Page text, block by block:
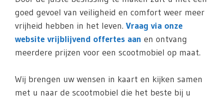
goed gevoel van veiligheid en comfort weer meer
vrijheid hebben in het leven. Vraag via onze
website vrijblijvend offertes aan en ontvang
meerdere prijzen voor een scootmobiel op maat.
Wij brengen uw wensen in kaart en kijken samen
met u naar de scootmobiel die het beste bij u